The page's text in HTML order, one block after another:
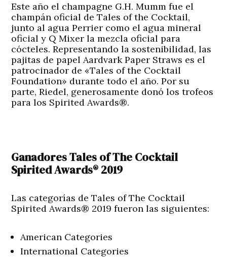
Este año el champagne G.H. Mumm fue el
champán oficial de Tales of the Cocktail,
junto al agua Perrier como el agua mineral
oficial y Q Mixer la mezcla oficial para
cócteles. Representando la sostenibilidad, las
pajitas de papel Aardvark Paper Straws es el
patrocinador de «Tales of the Cocktail
Foundation» durante todo el año. Por su
parte, Riedel, generosamente donó los trofeos
para los Spirited Awards®.
Ganadores Tales of The Cocktail
Spirited Awards® 2019
Las categorías de Tales of The Cocktail
Spirited Awards® 2019 fueron las siguientes:
American Categories
International Categories